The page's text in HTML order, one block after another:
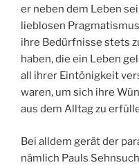
er neben dem Leben
lieblosen
ihre Bedürfnisse stets
haben, die ein Leben
all ihrer Eintönigkeit
waren, um sich ihre
aus dem Alltag zu
Bei alldem gerät der
nämlich Pauls